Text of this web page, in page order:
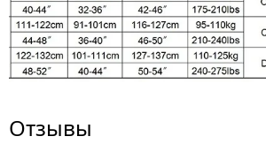
Отзывы